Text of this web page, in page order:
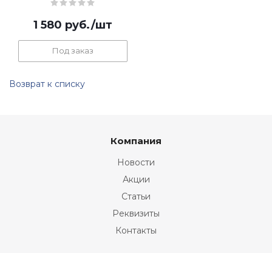
1 580 руб./шт
Под заказ
Возврат к списку
Компания
Новости
Акции
Статьи
Реквизиты
Контакты